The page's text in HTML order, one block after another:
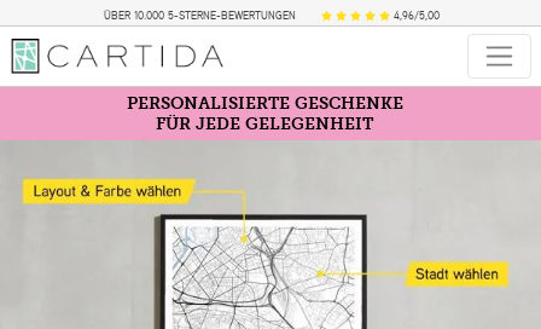
ÜBER 10.000 5-STERNE-BEWERTUNGEN 4,96/5,00
PERSONALISIERTE GESCHENKE
FÜR JEDE GELEGENHEIT